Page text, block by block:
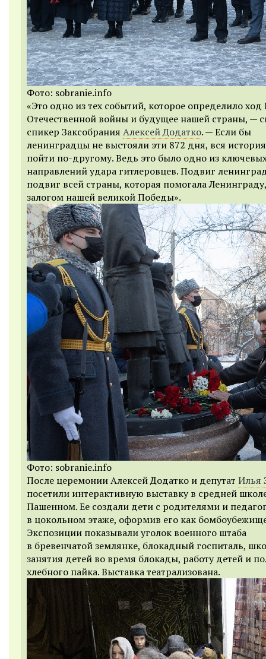
Фото: sobranie.info
«Это одно из тех событий, которое определило ход
Отечественной войны и будущее нашей страны, —
спикер Заксобрания Алексей Додатко. — Если бы
ленинградцы не выстояли эти 872 дня, вся
пойти по-другому. Ведь это было одно из
направлений удара гитлеровцев. Подвиг
подвиг всей страны, которая помогала
залогом нашей великой Победы».
Фото: sobranie.info
После церемонии Алексей Додатко и депутат Илья
посетили интерактивную выставку в средней
Пашенном. Ее создали дети с родителями и
в цокольном этаже, оформив его как
Экспозиции показывали уголок военного штаба
в бревенчатой землянке, блокадный госпиталь,
занятия детей во время блокады, работу детей и
хлебного пайка. Выставка театрализована.